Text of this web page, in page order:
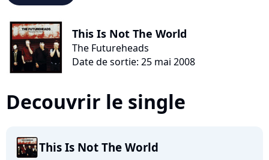
This Is Not The World
The Futureheads
Date de sortie: 25 mai 2008
Decouvrir le single
This Is Not The World